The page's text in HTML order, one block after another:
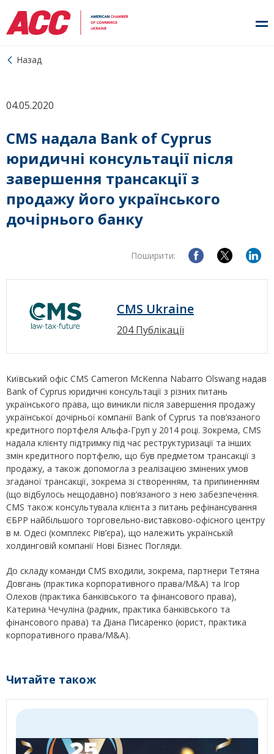
Назад
04.05.2020
CMS надала Bank of Cyprus
юридичні консультації після
завершення трансакції з
продажу його українського
дочірнього банку
Поширити:
CMS Ukraine
204 Публікації
Київський офіс CMS Cameron McKenna Nabarro Olswang надав
Bank of Cyprus юридичні консультації з різних питань
українського права, що виникли після завершення продажу
української дочірньої компанії Bank of Cyprus та пов’язаного
кредитного портфеля Альфа-Груп у 2014 році. Зокрема, CMS
надала клієнту підтримку під час реструктуризації та інших
змін кредитного портфелю, що був предметом трансакції з
продажу, а також допомогла з реалізацією змінених умов
згаданої трансакції, зокрема зі створенням, та припиненням
(що відбулось нещодавно) пов’язаного з нею забезпечення.
CMS також консультувала клієнта з питань рефінансування
ЄБРР найбільшого торговельно-виставково-офісного центру
в м. Одесі (комплекс Рів’єра), що належить українській
холдинговій компанії Нові Бізнес Погляди.
До складу команди CMS входили, зокрема, партнери Тетяна
Довгань (практика корпоративного права/M&A) та Ігор
Олехов (практика банківського та фінансового права),
Катерина Чечуліна (радник, практика банківського та
фінансового права) та Діана Писаренко (юрист, практика
корпоративного права/M&A).
Читайте також